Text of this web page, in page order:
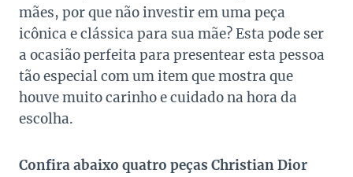
mães, por que não investir em uma peça
icônica e clássica para sua mãe? Esta pode ser
a ocasião perfeita para presentear esta pessoa
tão especial com um item que mostra que
houve muito carinho e cuidado na hora da
escolha.
Confira abaixo quatro peças Christian Dior